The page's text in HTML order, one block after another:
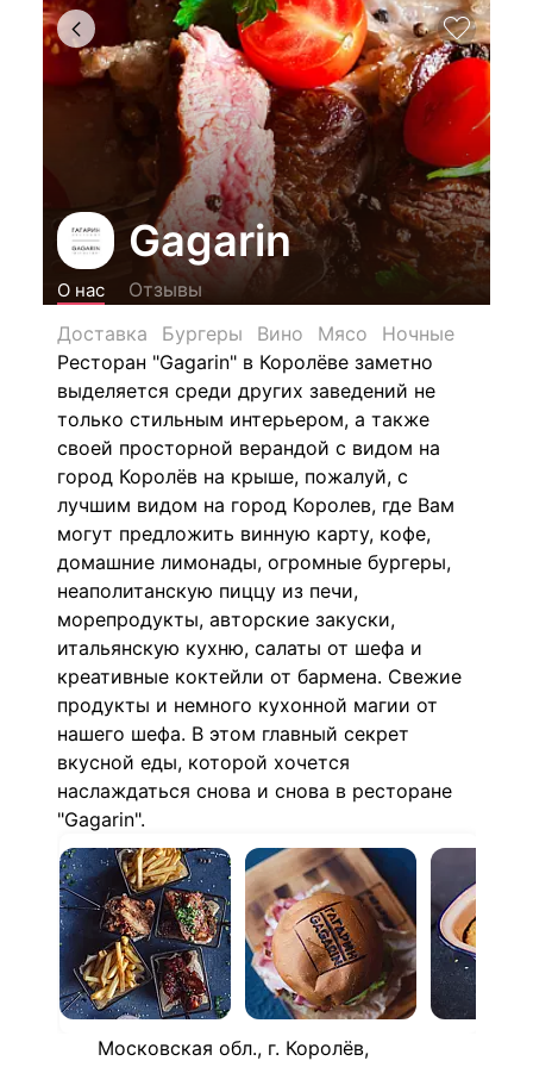
Gagarin
О нас
Отзывы
Доставка
Бургеры Вино Мясо
Ночные
Ресторан "Gagarin" в Королёве заметно
выделяется среди других заведений не
только стильным интерьером, а также
своей просторной верандой с видом на
город Королёв на крыше, пожалуй, с
лучшим видом на город Королев, где Вам
могут предложить винную карту, кофе,
домашние лимонады, огромные бургеры,
неаполитанскую пиццу из печи,
морепродукты, авторские закуски,
итальянскую кухню, салаты от шефа и
креативные коктейли от бармена. Свежие
продукты и немного кухонной магии от
нашего шефа. В этом главный секрет
вкусной еды, которой хочется
наслаждаться снова и снова в ресторане
"Gagarin".
Московская обл., г. Королёв,